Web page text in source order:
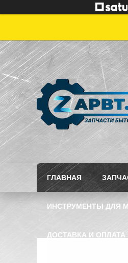
ГЛАВНАЯ
ИНСТРУМЕНТЫ ДЛЯ
ДОСТАВКА И ОПЛАТА